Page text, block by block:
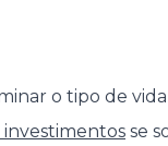
o tipo de
se